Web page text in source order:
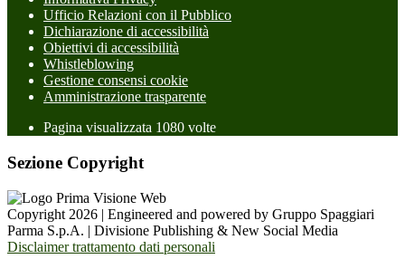
Ufficio Relazioni con il Pubblico
Dichiarazione di accessibilità
Obiettivi di accessibilità
Whistleblowing
Gestione consensi cookie
Amministrazione trasparente
Pagina visualizzata 1080 volte
Sezione Copyright
Copyright 2026 | Engineered and powered by Gruppo Spaggiari
Parma S.p.A. | Divisione Publishing & New Social Media
Disclaimer trattamento dati personali